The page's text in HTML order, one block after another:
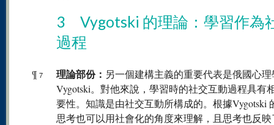
3 Vygotski 的理論：學習作為
過程
¶ 7 理論部份： 另一個建構主義的重要代表是俄國心
Vygotski。對他來說，學習時的社交互動過程具有
要性。知識是由社交互動所構成的。根據Vygotski
思考也可以用社會化的角度來理解，且思考也反